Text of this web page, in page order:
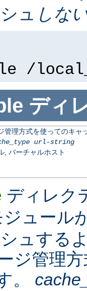
ュ しな
/
ディ
管理方式を使ってのキャ
url-string
, バーチャルホスト
ディレク
ジュール
ュする
ジ管理
。